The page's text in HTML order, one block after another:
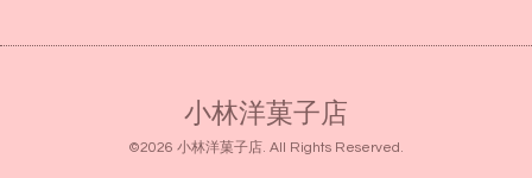
小林洋菓子店
©2026 小林洋菓子店. All Rights Reserved.